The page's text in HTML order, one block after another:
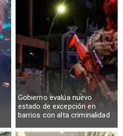
Gobierno evalúa nuevo
estado de excepción en
barrios con alta criminalidad